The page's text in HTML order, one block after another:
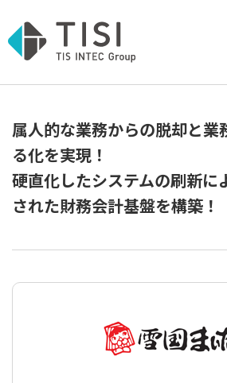
属人的な業務からの脱却と業
る化を実現！
硬直化したシステムの刷新に
された財務会計基盤を構築！